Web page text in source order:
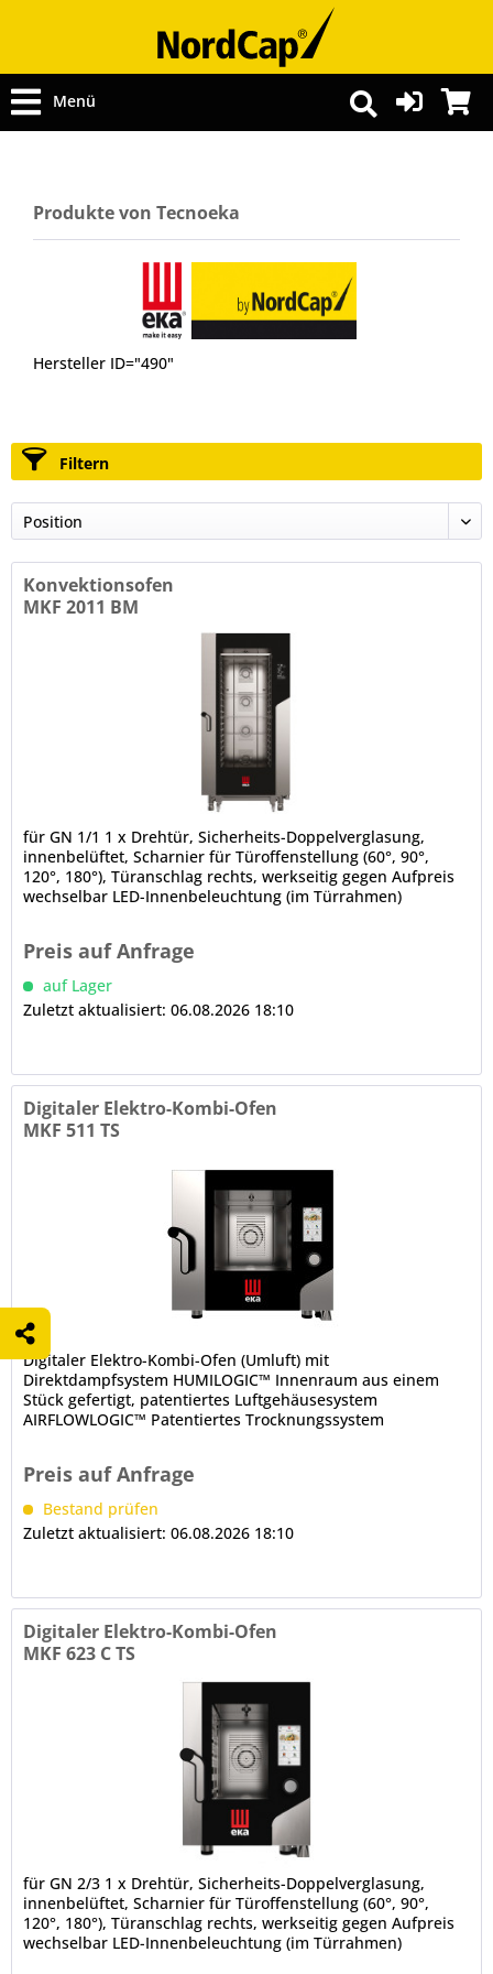
Menü
Produkte von Tecnoeka
Hersteller ID="490"
Filtern
Konvektionsofen
MKF 2011 BM
für GN 1/1 1 x Drehtür, Sicherheits-Doppelverglasung,
innenbelüftet, Scharnier für Türoffenstellung (60°, 90°,
120°, 180°), Türanschlag rechts, werkseitig gegen Aufpreis
wechselbar LED-Innenbeleuchtung (im Türrahmen)
Preis auf Anfrage
auf Lager
Zuletzt aktualisiert: 06.08.2026 18:10
Digitaler Elektro-Kombi-Ofen
MKF 511 TS
Digitaler Elektro-Kombi-Ofen (Umluft) mit
Direktdampfsystem HUMILOGIC™ Innenraum aus einem
Stück gefertigt, patentiertes Luftgehäusesystem
AIRFLOWLOGIC™ Patentiertes Trocknungssystem
Preis auf Anfrage
Bestand prüfen
Zuletzt aktualisiert: 06.08.2026 18:10
Digitaler Elektro-Kombi-Ofen
MKF 623 C TS
für GN 2/3 1 x Drehtür, Sicherheits-Doppelverglasung,
innenbelüftet, Scharnier für Türoffenstellung (60°, 90°,
120°, 180°), Türanschlag rechts, werkseitig gegen Aufpreis
wechselbar LED-Innenbeleuchtung (im Türrahmen)